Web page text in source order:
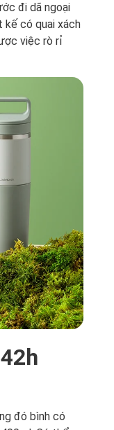
đi dã ngoại
có quai xách
việc rò rỉ
đó bình có